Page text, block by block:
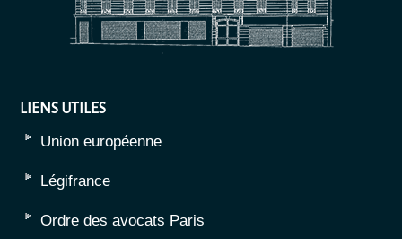
LIENS UTILES
Union européenne
Légifrance
Ordre des avocats Paris